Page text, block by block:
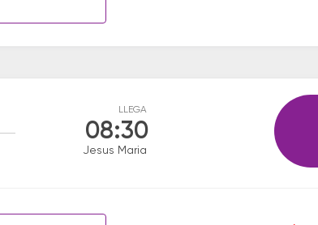
LLEGA
08:30
Jesus Maria